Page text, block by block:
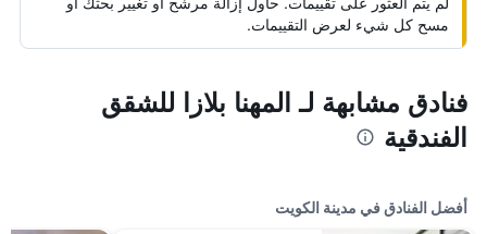
مسح كل شيء لعرض التقييمات.
فنادق مشابهة لـ المهنا بلازا للشقق
الفندقية
أفضل الفنادق في مدينة الكويت